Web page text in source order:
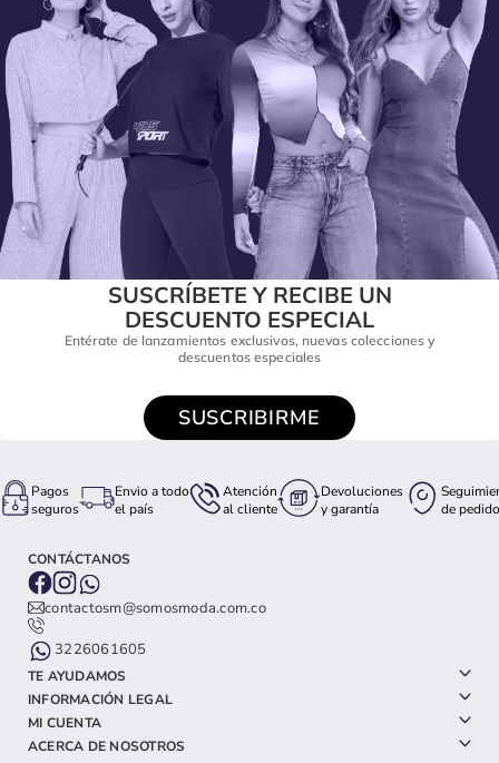
SUSCRÍBETE Y RECIBE UN
DESCUENTO ESPECIAL
Entérate de lanzamientos exclusivos, nuevas colecciones y
descuentos especiales
SUSCRIBIRME
Pagos
seguros
Envio a todo
el país
Atención
al cliente
Devoluciones
y garantía
de pedido
CONTÁCTANOS
contactosm@somosmoda.com.co
3226061605
TE AYUDAMOS
INFORMACIÓN LEGAL
MI CUENTA
ACERCA DE NOSOTROS